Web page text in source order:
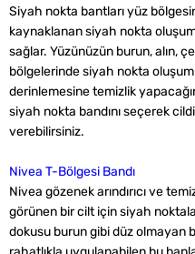
Siyah nokta bantları yüz
kaynaklanan siyah nokta
sağlar. Yüzünüzün burun, alın,
bölgelerinde siyah nokta
derinlemesine temizlik
siyah nokta bandını seçerek
verebilirsiniz.
Nivea T-Bölgesi Bandı
Nivea gözenek arındırıcı ve
görünen bir cilt için siyah
dokusu burun gibi düz olmayan